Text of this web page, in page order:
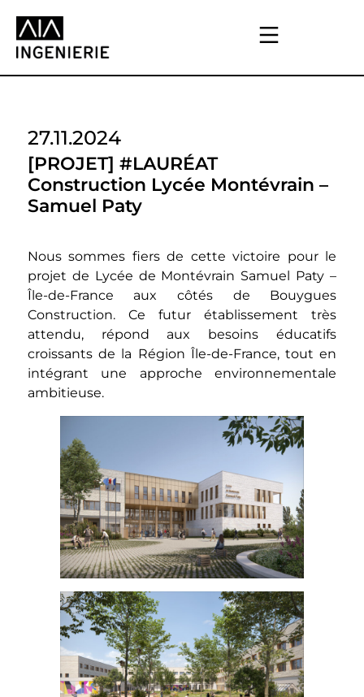
27.11.2024
[PROJET] #LAURÉAT
Construction Lycée Montévrain –
Samuel Paty
Nous sommes fiers de cette victoire pour le
projet de Lycée de Montévrain Samuel Paty –
Île-de-France aux côtés de Bouygues
Construction. Ce futur établissement très
attendu, répond aux besoins éducatifs
croissants de la Région Île-de-France, tout en
intégrant une approche environnementale
ambitieuse.